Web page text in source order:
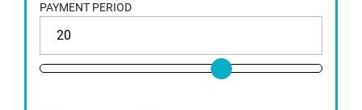
PAYMENT PERIOD